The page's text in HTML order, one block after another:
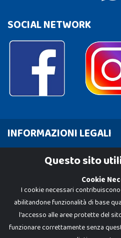
SOCIAL NETWORK
INFORMAZIONI LEGALI
Cookie PolicyQuesto sito
Cookie
I cookie necessari
abilitandone funzionalità di base
l'accesso alle aree protette del
funzionare correttamente senza